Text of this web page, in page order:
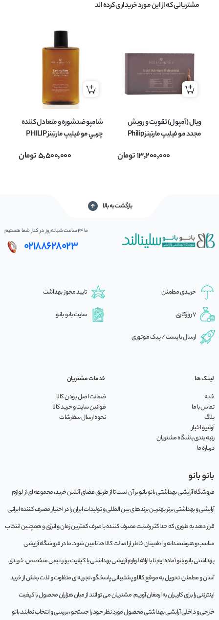
مشتریانی که از این مورد خریداری کرده اند
ویال (آمپول) تقویت و رویش
مجدد مو فیلیپ مارتینز Philip
13,200,000تومان
شامپو ضدشوره و متعادل کننده
چربي مو فیلیپ مارتینز PHILIP
5,500,000تومان
بازگشت به بالا
ما 24 ساعت شبانه‌روز در کنار شما هستیم
02188628023
خریدی مطمئن تایید مجوز بهداشت
7 روزکاری سایت بانو بانو
ارسال با پست / پیک موتوری
لینک ها
خانه
تماس با ما
بلاگ
آرشیو اخبار
رتبه بندی باشگاه مشتریان
درباره ما
خدمات مشتریان
ضمانت اصل بودن کالا
قوانین سایت و خرید کالا
نحوه ارسال سفارشات
بانو بانو
فروشگاه آرایشی بهداشتی بانو بانو بر آن است تا از طریق فضای آنلاین خرید، مجموعه‌ ای از لوازم
آرایشی و بهداشتی برتر بهترین برندهای بین المللی و تولیدات ایران را در اختیار مصرف کننده ایرانی
قرار دهد به طوری که حداکثر رضایت مصرف کننده با صرف کمترین زمان و انرژی و همچنین انتخاب
مناسب و هوشمندانه و اطمینان خاطر از اصالت کالا ها تامین شود. ما در فروشگاه آرایشی
بهداشتی بانو بانو آماده ایم تا با ارائه لوازم آرایشی بهداشتی با کیفیت برتر، تیمی متخصص، خریدی
آسان و مطمئن، تحویل به موقع کالا و پشتیبانی پاسخگو، تجربه‌ای متفاوت و لذت بخش از خرید
اینترنتی را برای کاربران به ارمغان آوریم. مشتريان می توانند از ميان هزاران محصول با کيفيت
خارجی و داخلی آرایشی بهداشتی محصول مورد نظر خود را جستجو ، بررسی و انتخاب نمايند.بانو